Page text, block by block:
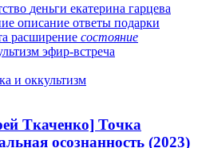
деньги екатерина гарцева
описание ответы подарки
расширение состояние
эфир-встреча
и оккультизм
Ткаченко] Точка
осознанность (2023)